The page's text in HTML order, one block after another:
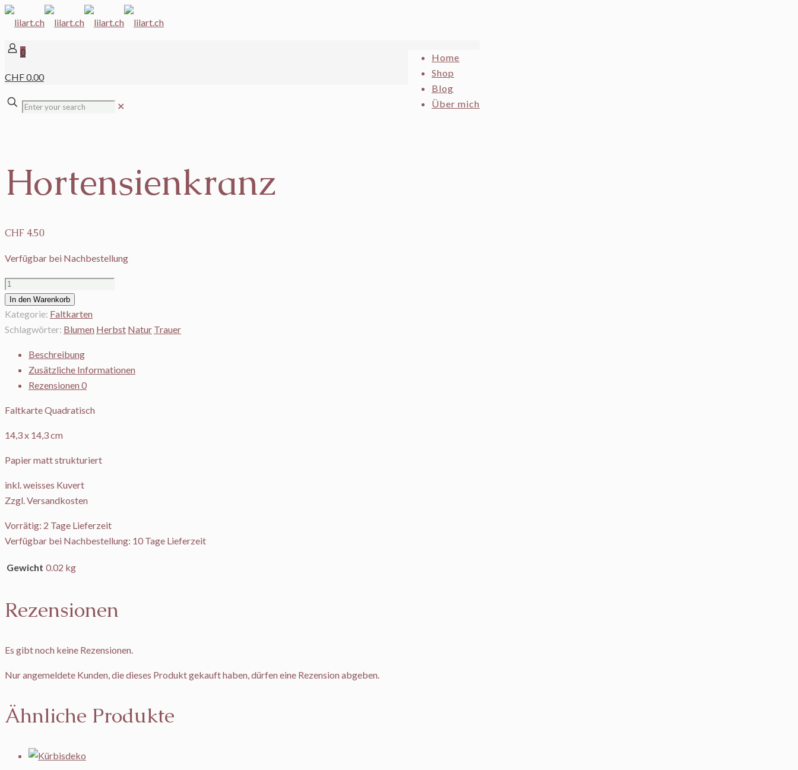
Home
Shop
Blog
Über mich
0
CHF 0.00
✕
Hortensienkranz
CHF 4.50
Verfügbar bei Nachbestellung
Hortensienkranz
Menge
In den Warenkorb
Kategorie: Faltkarten
Schlagwörter: Blumen Herbst Natur Trauer
Beschreibung
Zusätzliche Informationen
Rezensionen0
Faltkarte Quadratisch
14,3 x 14,3 cm
Papier matt strukturiert
inkl. weisses Kuvert
Zzgl. Versandkosten
Vorrätig: 2 Tage Lieferzeit
Verfügbar bei Nachbestellung: 10 Tage Lieferzeit
Gewicht 0.02 kg
Rezensionen
Es gibt noch keine Rezensionen.
Nur angemeldete Kunden, die dieses Produkt gekauft haben, dürfen eine Rezension abgeben.
Ähnliche Produkte